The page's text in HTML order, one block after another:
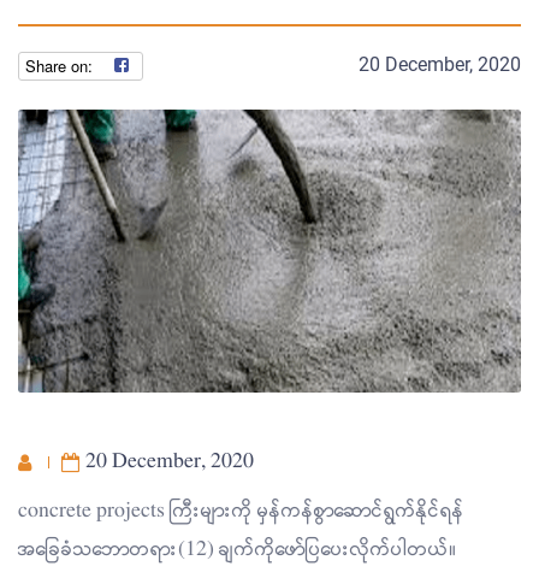
20 December, 2020
20 December, 2020
concrete projects ကြီးများကို မှန်ကန်စွာဆောင်ရွက်နိုင်ရန်
အခြေခံသဘောတရား(12) ချက်ကိုဖော်ပြပေးလိုက်ပါတယ်။